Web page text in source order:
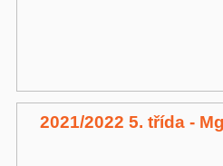
2021/2022 5. třída -